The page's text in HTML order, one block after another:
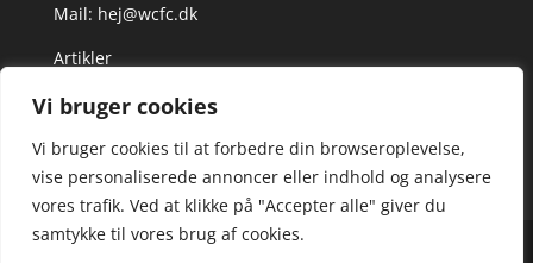
Vi bruger cookies
Vi bruger cookies til at forbedre din browseroplevelse,
vise personaliserede annoncer eller indhold og analysere
vores trafik. Ved at klikke på "Accepter alle" giver du
samtykke til vores brug af cookies.
Mail: hej@wcfc.dk
Artikler